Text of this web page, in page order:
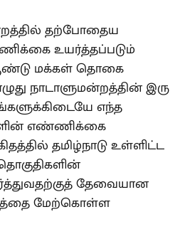
தற்போதைய
உயர்த்தப்படும்
ஆண்டு மக்கள் தொகை
நாடாளுமன்றத்தின் இரு
எந்த
எண்ணிக்கை
தமிழ்நாடு உள்ளிட்ட
தேவையான
மேற்கொள்ள